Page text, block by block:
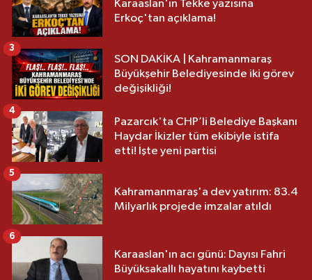
Karaaslan'ın Tekke yazısına
Erkoç'tan açıklama!
SON DAKİKA | Kahramanmaraş
Büyükşehir Belediyesinde iki görev
değişikliği!
3
Pazarcık'ta CHP’li Belediye Başkanı
Haydar İkizler tüm ekibiyle istifa
etti! İşte yeni partisi
4
Kahramanmaraş'a dev yatırım: 83.4
Milyarlık projede imzalar atıldı
5
Karaaslan'ın acı günü: Dayısı Fahri
Büyüksakallı hayatını kaybetti
6